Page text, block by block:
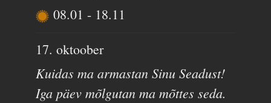
08.01 - 18.11
17. oktoober
Kuidas ma armastan Sinu Seadust!
Iga päev mõlgutan ma mõttes seda.